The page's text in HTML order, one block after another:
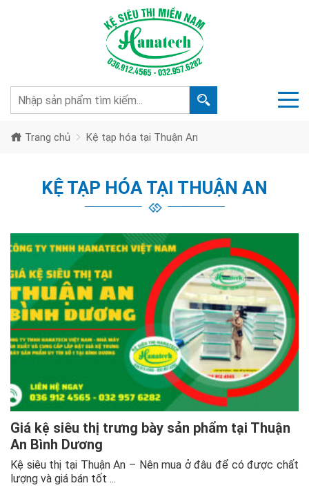
Trang chủ Kệ tạp hóa tại Thuận An
KỆ TẠP HÓA TẠI THUẬN AN
Giá kệ siêu thị trưng bày sản phẩm tại Thuận
An Bình Dương
Kệ siêu thị tại Thuận An – Nên mua ở đâu để có được chất
lượng và giá bán tốt ...